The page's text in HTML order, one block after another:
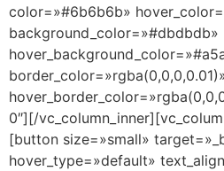
color=»#6b6b6b»
background_color=»#dbdbdb»
0″][/
[button size=»small»
hover_type=»default»